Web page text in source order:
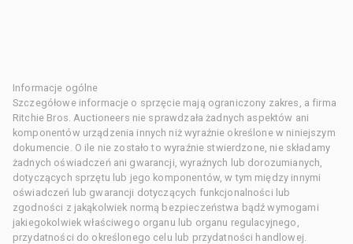
Informacje ogólne
Szczegółowe informacje o sprzęcie mają ograniczony zakres, a firma
Ritchie Bros. Auctioneers nie sprawdzała żadnych aspektów ani
komponentów urządzenia innych niż wyraźnie określone w niniejszym
dokumencie. O ile nie zostało to wyraźnie stwierdzone, nie składamy
żadnych oświadczeń ani gwarancji, wyraźnych lub dorozumianych,
dotyczących sprzętu lub jego komponentów, w tym między innymi
oświadczeń lub gwarancji dotyczących funkcjonalności lub
zgodności z jakąkolwiek normą bezpieczeństwa bądź wymogami
jakiegokolwiek właściwego organu lub organu regulacyjnego,
przydatności do określonego celu lub przydatności handlowej.